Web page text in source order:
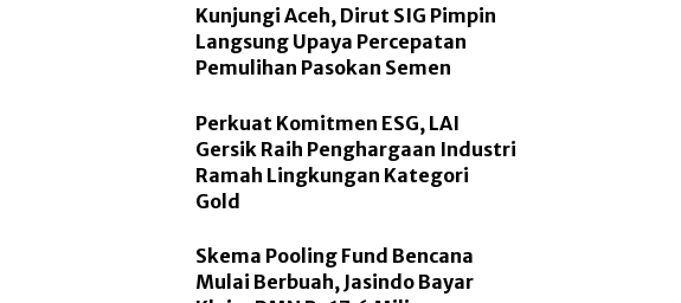
Kunjungi Aceh, Dirut SIG Pimpin
Langsung Upaya Percepatan
Pemulihan Pasokan Semen
Perkuat Komitmen ESG, LAI
Gersik Raih Penghargaan Industri
Ramah Lingkungan Kategori
Gold
Skema Pooling Fund Bencana
Mulai Berbuah, Jasindo Bayar